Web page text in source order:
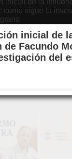
inicial de
de Facundo
del